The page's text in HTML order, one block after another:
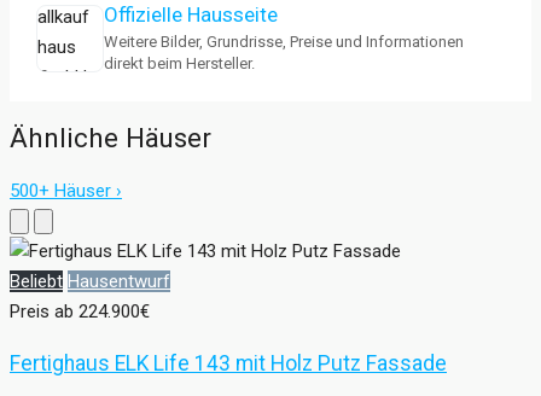
Offizielle Hausseite
Weitere Bilder, Grundrisse, Preise und Informationen
direkt beim Hersteller.
Ähnliche Häuser
500+ Häuser ›
Beliebt Hausentwurf
Preis ab 224.900€
Fertighaus ELK Life 143 mit Holz Putz Fassade